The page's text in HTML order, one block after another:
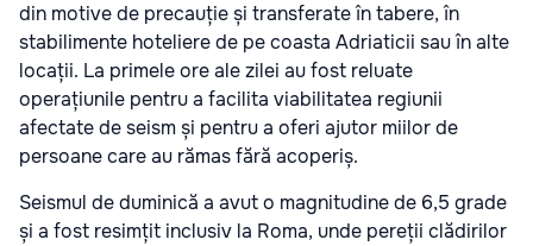
din motive de precauție și transferate în tabere, în
stabilimente hoteliere de pe coasta Adriaticii sau în alte
locații. La primele ore ale zilei au fost reluate
operațiunile pentru a facilita viabilitatea regiunii
afectate de seism și pentru a oferi ajutor miilor de
persoane care au rămas fără acoperiș.
Seismul de duminică a avut o magnitudine de 6,5 grade
și a fost resimțit inclusiv la Roma, unde pereții clădirilor